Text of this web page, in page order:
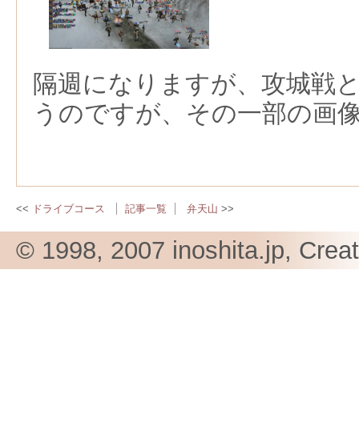
隔週になりますが、攻城戦
うのですが、その一部の画
ドライブコース 記事一覧 弁天山
© 1998, 2007 inoshita.jp,